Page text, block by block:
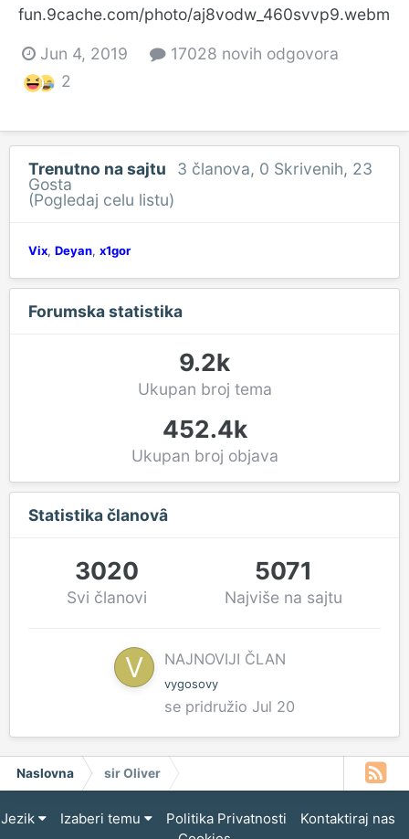
fun.9cache.com/photo/aj8vodw_460svvp9.webm
Jun 4, 2019
17028 novih odgovora
2
Trenutno na sajtu 3 članova, 0 Skrivenih, 23
Gosta
(Pogledaj celu listu)
Vix Deyan x1gor
Forumska statistika
9.2k
Ukupan broj tema
452.4k
Ukupan broj objava
Statistika članovȃ
3020
Svi članovi
5071
Najviše na sajtu
NAJNOVIJI ČLAN
vygosovy
se pridružio Jul 20
Naslovna sir Oliver
Jezik Izaberi temu Politika Privatnosti
Kontaktiraj nas